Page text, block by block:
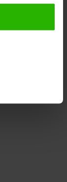
en
welke